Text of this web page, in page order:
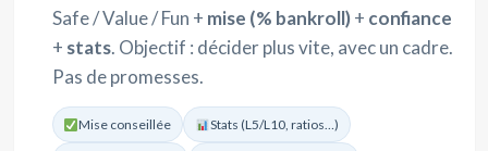
Safe / Value / Fun + mise (% bankroll)+ confiance
+ stats. Objectif : décider plus vite, avec un cadre.
Pas de promesses.
Mise conseillée Stats (L5/L10, ratios…)